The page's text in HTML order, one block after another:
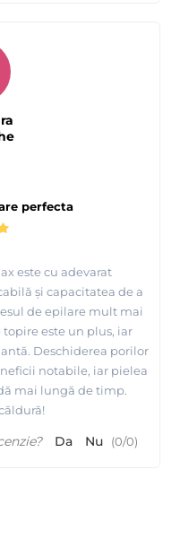
pentru epilare
perfecta
este cu adevarat
și capacitatea de a
de epilare mult mai
este un plus, iar
Deschiderea porilor
notabile, iar pielea
mai lungă de timp.
Da Nu (0/0)